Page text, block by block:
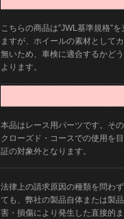
こちらの商品は”JWL基準規格”
ますが、ホイールの素材として
無いため、車検に適合するかど
よります。
本品はレース用パーツです。そ
クローズド・コースでの使用を
証の対象外となります。
法律上の請求原因の種類を問わ
ても、弊社の製品自体または製
害・損傷により発生した直接的ま